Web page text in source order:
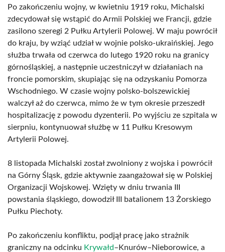
Po zakończeniu wojny, w kwietniu 1919 roku, Michalski
zdecydował się wstąpić do Armii Polskiej we Francji, gdzie
zasilono szeregi 2 Pułku Artylerii Polowej. W maju powrócił
do kraju, by wziąć udział w wojnie polsko-ukraińskiej. Jego
służba trwała od czerwca do lutego 1920 roku na granicy
górnośląskiej, a następnie uczestniczył w działaniach na
froncie pomorskim, skupiając się na odzyskaniu Pomorza
Wschodniego. W czasie wojny polsko-bolszewickiej
walczył aż do czerwca, mimo że w tym okresie przeszedł
hospitalizację z powodu dyzenterii. Po wyjściu ze szpitala w
sierpniu, kontynuował służbę w 11 Pułku Kresowym
Artylerii Polowej.
8 listopada Michalski został zwolniony z wojska i powrócił
na Górny Śląsk, gdzie aktywnie zaangażował się w Polskiej
Organizacji Wojskowej. Wzięty w dniu trwania III
powstania śląskiego, dowodził III batalionem 13 Żorskiego
Pułku Piechoty.
Po zakończeniu konfliktu, podjął pracę jako strażnik
graniczny na odcinku Krywałd–Knurów–Nieborowice, a